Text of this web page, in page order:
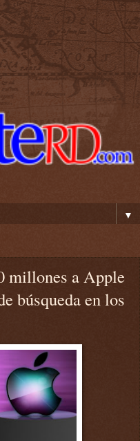
▼
millones a Apple
búsqueda en los